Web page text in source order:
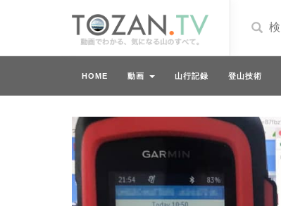
HOME 動画 山行記録 登山技術